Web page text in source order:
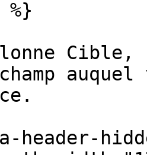
Cible,
header-